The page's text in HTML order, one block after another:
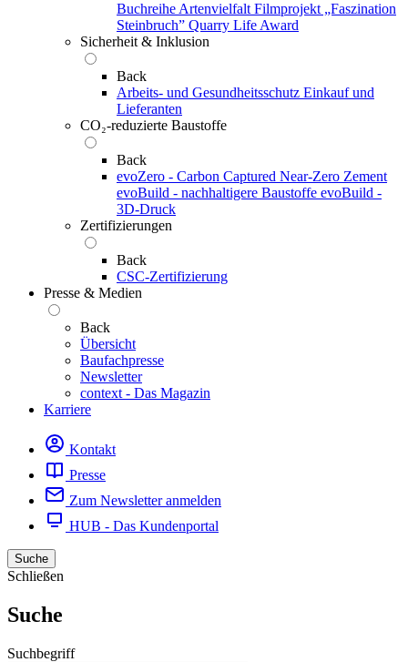
Buchreihe Artenvielfalt Filmprojekt „Faszination
Steinbruch” Quarry Life Award
Sicherheit & Inklusion
Back
Arbeits- und Gesundheitsschutz Einkauf und
Lieferanten
CO₂-reduzierte Baustoffe
Back
evoZero - Carbon Captured Near-Zero Zement
evoBuild - nachhaltigere Baustoffe evoBuild -
3D-Druck
Zertifizierungen
Back
CSC-Zertifizierung
Presse & Medien
Back
Übersicht
Baufachpresse
Newsletter
context - Das Magazin
Karriere
Kontakt
Presse
Zum Newsletter anmelden
HUB - Das Kundenportal
Suche
Schließen
Suche
Suchbegriff